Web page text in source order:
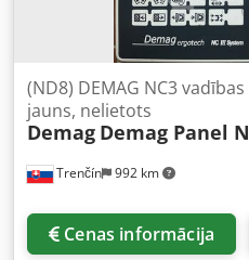
Trenčín 992 km
(ND8) DEMAG NC3
jauns, nelietots
Demag Demag Panel
Cenas informācija